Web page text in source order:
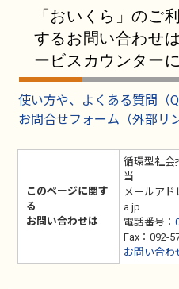
「おいくら」のご
するお問い合わせ
ービスカウンター
使い方や、よくある質問（
お問合せフォーム（外部リ
このページに関す
る
お問い合わせは
循環型社
当
メールアド
a.jp
電話番号：
Fax：092-
お問い合わ